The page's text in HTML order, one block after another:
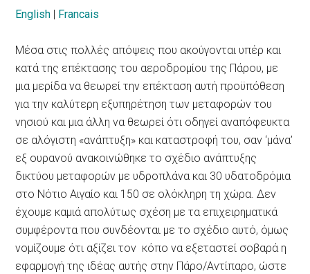
English | Francais
Μέσα στις πολλές απόψεις που ακούγονται υπέρ και
κατά της επέκτασης του αεροδρομίου της Πάρου, με
μια μερίδα να θεωρεί την επέκταση αυτή προϋπόθεση
για την καλύτερη εξυπηρέτηση των μεταφορών του
νησιού και μια άλλη να θεωρεί ότι οδηγεί αναπόφευκτα
σε αλόγιστη «ανάπτυξη» και καταστροφή του, σαν ‘μάνα’
εξ ουρανού ανακοινώθηκε το σχέδιο ανάπτυξης
δικτύου μεταφορών με υδροπλάνα και 30 υδατοδρόμια
στο Νότιο Αιγαίο και 150 σε ολόκληρη τη χώρα. Δεν
έχουμε καμιά απολύτως σχέση με τα επιχειρηματικά
συμφέροντα που συνδέονται με το σχέδιο αυτό, όμως
νομίζουμε ότι αξίζει τον κόπο να εξεταστεί σοβαρά η
εφαρμογή της ιδέας αυτής στην Πάρο/Αντίπαρο, ώστε